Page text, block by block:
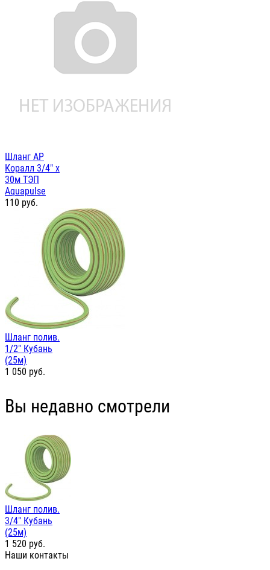
Шланг AP
Коралл 3/4" х
30м ТЭП
Aquapulse
110 руб.
Шланг полив.
1/2" Кубань
(25м)
1 050 руб.
Вы недавно смотрели
Шланг полив.
3/4" Кубань
(25м)
1 520 руб.
Наши контакты